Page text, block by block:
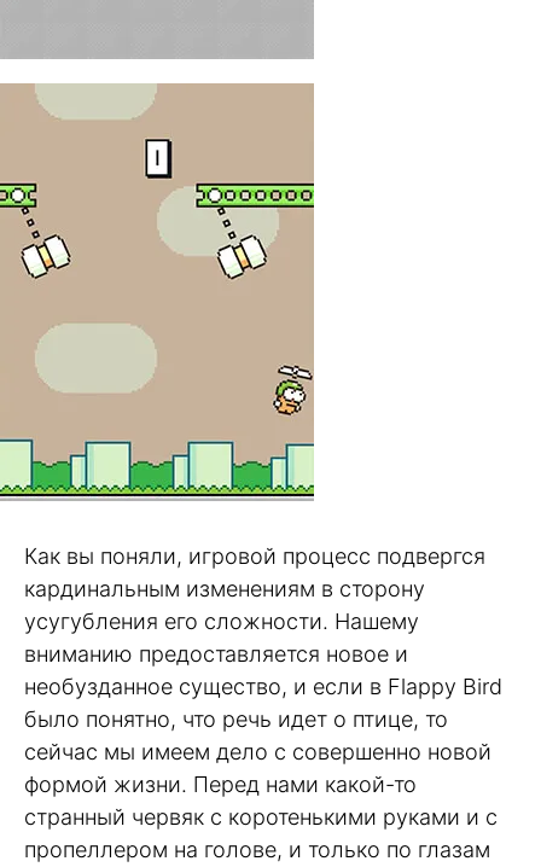
Как вы поняли, игровой процесс подвергся
кардинальным изменениям в сторону
усугубления его сложности. Нашему
вниманию предоставляется новое и
необузданное существо, и если в Flappy Bird
было понятно, что речь идет о птице, то
сейчас мы имеем дело с совершенно новой
формой жизни. Перед нами какой-то
странный червяк с коротенькими руками и с
пропеллером на голове, и только по глазам